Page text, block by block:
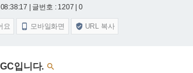
| 글번호 : 1207 | 0
요  모바일화면  URL 복사
입니다. 